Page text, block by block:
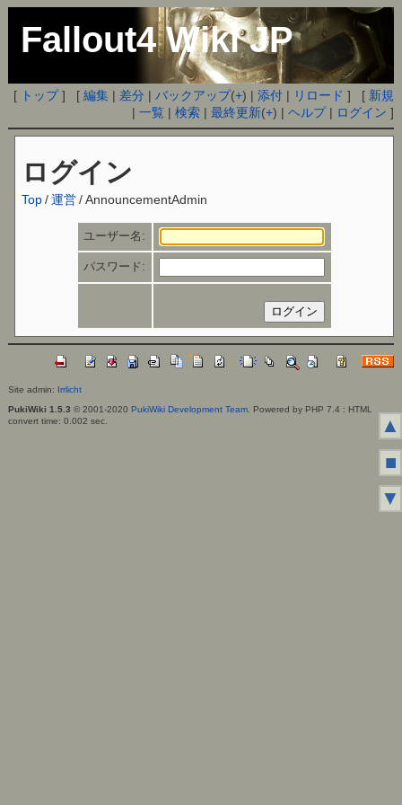
Fallout4 Wiki JP
[ トップ] [編集 | 差分 |バックアップ(+) |添付 | リロード ] [ 新規
|一覧 |検索 |最終更新(+) |ヘルプ| ログイン ]
ログイン
Top /運営/AnnouncementAdmin
ユーザー名:
パスワード:
Site admin: Irrlicht
PukiWiki 1.5.3 © 2001-2020 PukiWiki Development Team. Powered by PHP 7.4 : HTML
convert time: 0.002 sec.
▲
■
▼